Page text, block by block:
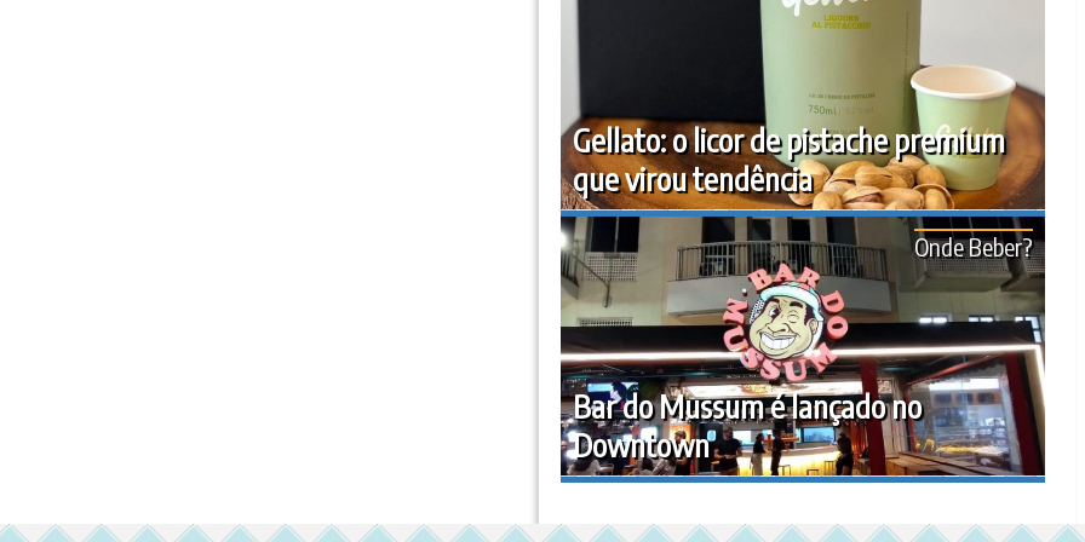
Gellato: o licor de pistache premium
que virou tendência
Bar do Mussum é lançado no
Downtown
Onde Beber?